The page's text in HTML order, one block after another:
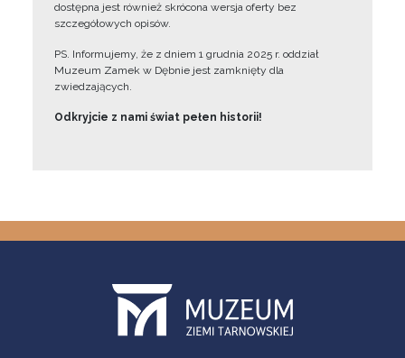
dostępna jest również skrócona wersja oferty bez
szczegółowych opisów.
PS. Informujemy, że z dniem 1 grudnia 2025 r. oddział
Muzeum Zamek w Dębnie jest zamknięty dla
zwiedzających.
Odkryjcie z nami świat pełen historii!